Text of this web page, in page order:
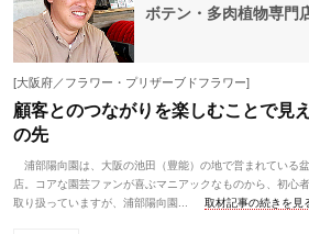
ボテン・多肉植物専門
[大阪府／フラワー・プリザーブドフラワー]
顧客とのつながりを楽しむことで見
の先
浦部陽向園は、大阪の池田（豊能）の地で営まれている
店。コアな園芸ファンが喜ぶマニアックなものから、初心
取り扱っていますが、浦部陽向園...
取材記事の続きを